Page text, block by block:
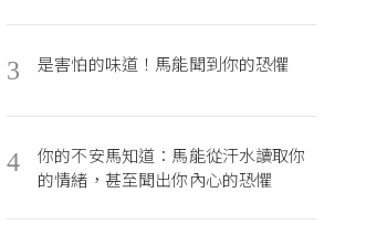
3 是害怕的味道！馬能聞到你的恐懼
4
你的不安馬知道：馬能從汗水讀取你
的情緒，甚至聞出你內心的恐懼